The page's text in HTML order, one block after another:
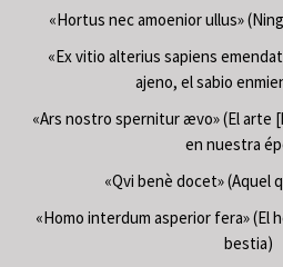
«Hortus nec amoenior ullus»
«Ex vitio alterius sapiens
ajeno, el sabio
«Ars nostro spernitur ævo» (El arte
en nuestra
«Qvi benè docet» (Aquel
«Homo interdum asperior fera» (El
bestia)